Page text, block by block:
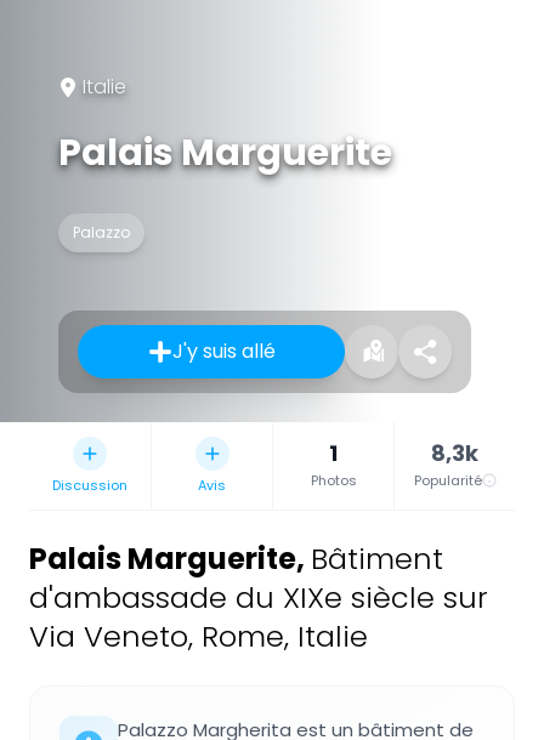
Italie
Palais Marguerite
Palazzo
J'y suis allé
Discussion Avis
1
Photos
8,3k
Popularité
Palais Marguerite, Bâtiment
d'ambassade du XIXe siècle sur
Via Veneto, Rome, Italie
Palazzo Margherita est un bâtiment de